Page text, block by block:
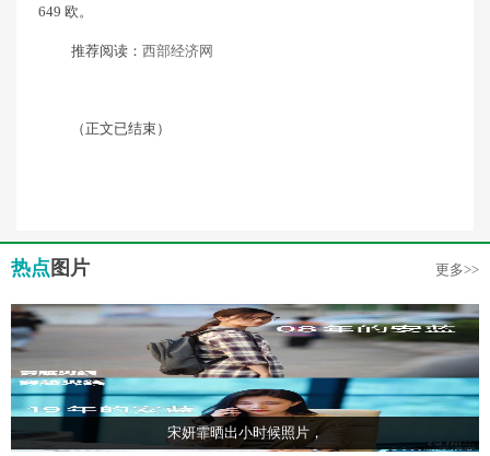
649 欧。
推荐阅读： 西部经济网
（正文已结束）
热点 图片 更多>>
宋妍霏晒出小时候照片，